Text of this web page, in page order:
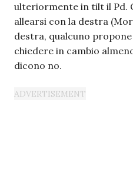
ulteriormente in tilt il Pd.
allearsi con la destra
destra, qualcuno
chiedere in cambio
dicono no.